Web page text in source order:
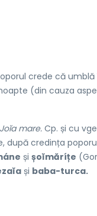
crede că
(din cauza
Joĭa mare. Cp. și cu
după credința
și șoĭmăríțe
și baba-turca.